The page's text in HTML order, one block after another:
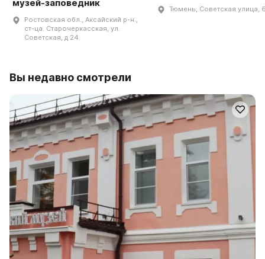
музей-заповедник
Ростовская обл., Аксайский р-н.,
ст-ца. Старочеркасская, ул.
Советская, д 24
Тюмень, Советская улица,
Вы недавно смотрели